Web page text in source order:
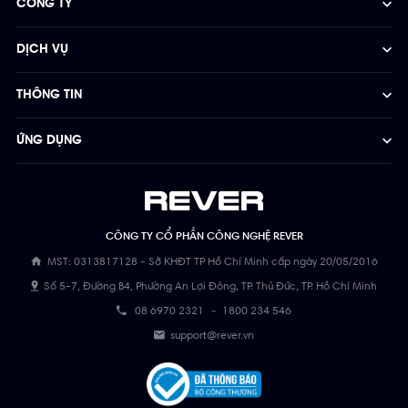
CÔNG TY CỔ PHẦN CÔNG NGHỆ REVER
MST: 0313817128 - Sở KHĐT TP Hồ Chí Minh cấp ngày 20/05/2016
Số 5-7, Đường B4, Phường An Lợi Đông, TP. Thủ Đức, TP. Hồ Chí Minh
08 6970 2321 - 1800 234 546
support@rever.vn
CÔNG TY
DỊCH VỤ
THÔNG TIN
ỨNG DỤNG